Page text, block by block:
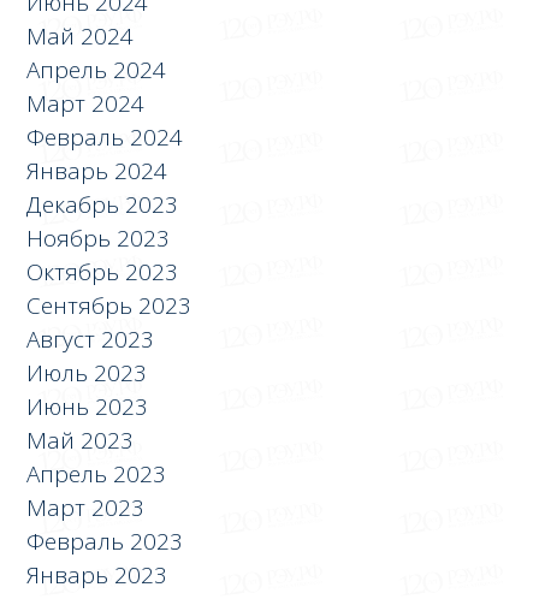
Май 2024
Апрель 2024
Март 2024
Февраль 2024
Январь 2024
Декабрь 2023
Ноябрь 2023
Октябрь 2023
Сентябрь 2023
Август 2023
Июль 2023
Июнь 2023
Май 2023
Апрель 2023
Март 2023
Февраль 2023
Январь 2023